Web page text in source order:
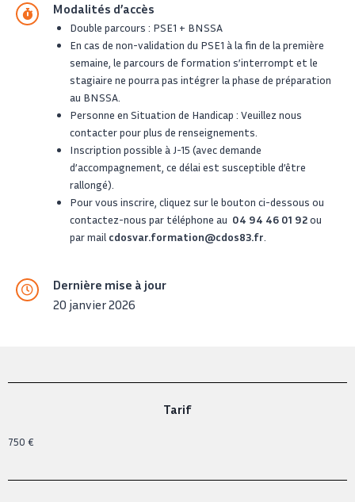
Modalités d’accès
Double parcours : PSE1 + BNSSA
En cas de non-validation du PSE1 à la fin de la première
semaine, le parcours de formation s’interrompt et le
stagiaire ne pourra pas intégrer la phase de préparation
au BNSSA.
Personne en Situation de Handicap : Veuillez nous
contacter pour plus de renseignements.
Inscription possible à J-15 (avec demande
d’accompagnement, ce délai est susceptible d’être
rallongé).
Pour vous inscrire, cliquez sur le bouton ci-dessous ou
contactez-nous par téléphone au 04 94 46 01 92ou
par mail cdosvar.formation@cdos83.fr
Dernière mise à jour
20 janvier 2026
Tarif
750 €